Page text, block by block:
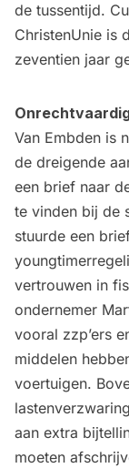
de tussentijd.
ChristenUnie is
zeventien jaar
Van Embden is
de dreigende
een brief naar
te vinden bij de
stuurde een
vertrouwen in
ondernemer
vooral zzp’ers
middelen
voertuigen.
aan extra
moeten